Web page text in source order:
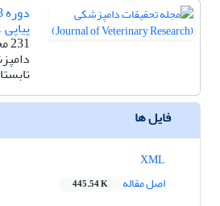
پیاپی 1311
تابستان
فایل ها
اصل مقاله
445.54 K